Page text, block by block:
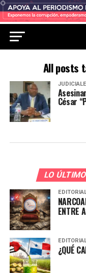
All posts
César
LO ÚLTIMO
ENTRE
¿QUÉ